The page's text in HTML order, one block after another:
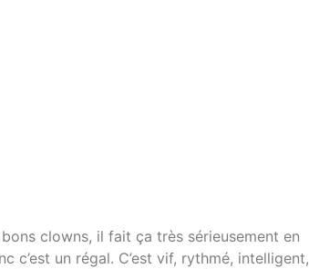
clowns, il fait ça très sérieusement en
c’est un régal. C’est vif, rythmé, intelligent,